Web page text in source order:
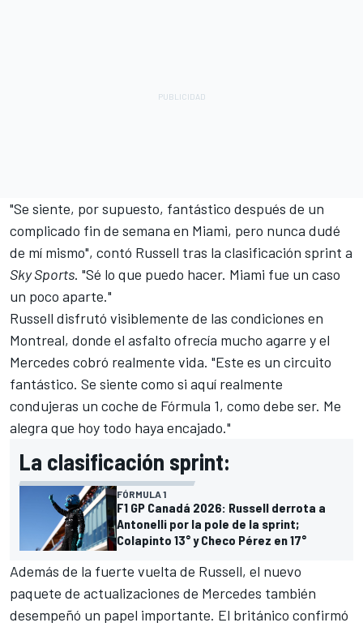
"Se siente, por supuesto, fantástico después de un
complicado fin de semana en Miami, pero nunca dudé
de mí mismo", contó Russell tras la clasificación sprint a
Sky Sports. "Sé lo que puedo hacer. Miami fue un caso
un poco aparte."
Russell disfrutó visiblemente de las condiciones en
Montreal, donde el asfalto ofrecía mucho agarre y el
Mercedes cobró realmente vida. "Este es un circuito
fantástico. Se siente como si aquí realmente
condujeras un coche de Fórmula 1, como debe ser. Me
alegra que hoy todo haya encajado."
La clasificación sprint:
FÓRMULA 1
F1 GP Canadá 2026: Russell derrota a
Antonelli por la pole de la sprint;
Colapinto 13° y Checo Pérez en 17°
Además de la fuerte vuelta de Russell, el nuevo
paquete de actualizaciones de Mercedes también
desempeñó un papel importante. El británico confirmó